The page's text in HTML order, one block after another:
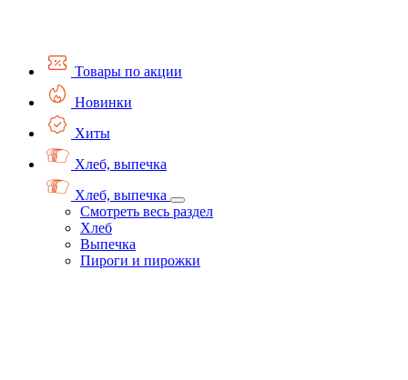
Товары по акции
Новинки
Хиты
Хлеб, выпечка
Хлеб, выпечка
Смотреть весь раздел
Хлеб
Выпечка
Пироги и пирожки